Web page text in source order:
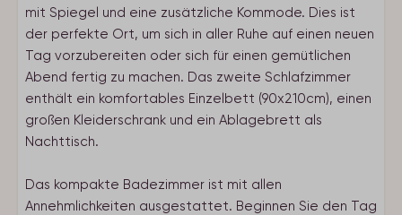
mit Spiegel und eine zusätzliche Kommode. Dies ist
der perfekte Ort, um sich in aller Ruhe auf einen neuen
Tag vorzubereiten oder sich für einen gemütlichen
Abend fertig zu machen. Das zweite Schlafzimmer
enthält ein komfortables Einzelbett (90x210cm), einen
großen Kleiderschrank und ein Ablagebrett als
Nachttisch.
Das kompakte Badezimmer ist mit allen
Annehmlichkeiten ausgestattet. Beginnen Sie den Tag